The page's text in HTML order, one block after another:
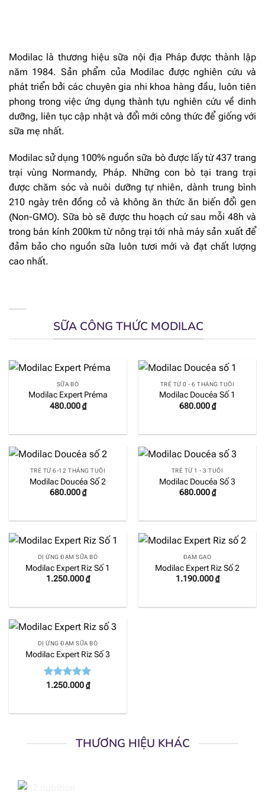
Modilac là thương hiệu sữa nội địa Pháp được thành lập
năm 1984. Sản phẩm của Modilac được nghiên cứu và
phát triển bởi các chuyên gia nhi khoa hàng đầu, luôn tiên
phong trong việc ứng dụng thành tựu nghiên cứu về dinh
dưỡng, liên tục cập nhật và đổi mới công thức để giống với
sữa mẹ nhất.
Modilac sử dụng 100% nguồn sữa bò được lấy từ 437 trang
trại vùng Normandy, Pháp. Những con bò tại trang trại
được chăm sóc và nuôi dưỡng tự nhiên, dành trung bình
210 ngày trên đồng cỏ và không ăn thức ăn biến đổi gen
(Non-GMO). Sữa bò sẽ được thu hoạch cứ sau mỗi 48h và
trong bán kính 200km từ nông trại tới nhà máy sản xuất để
đảm bảo cho nguồn sữa luôn tươi mới và đạt chất lượng
cao nhất.
SỮA CÔNG THỨC MODILAC
SỮA BÒ
Modilac Expert Préma
480.000₫
TRẺ TỪ 0 - 6 THÁNG TUỔI
Modilac Doucéa Số 1
680.000₫
TRẺ TỪ 6-12 THÁNG TUỔI
Modilac Doucéa Số 2
680.000₫
TRẺ TỪ 1 - 3 TUỔI
Modilac Doucéa Số 3
680.000₫
DỊ ỨNG ĐẠM SỮA BÒ
Modilac Expert Riz Số 1
1.250.000₫
ĐẠM GẠO
Modilac Expert Riz Số 2
1.190.000₫
DỊ ỨNG ĐẠM SỮA BÒ
Modilac Expert Riz Số 3
Được xếp
1.250.000₫
THƯƠNG HIỆU KHÁC